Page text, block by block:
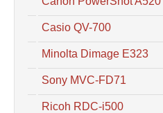
Casio QV-700
Minolta Dimage E323
Sony MVC-FD71
Ricoh RDC-i500